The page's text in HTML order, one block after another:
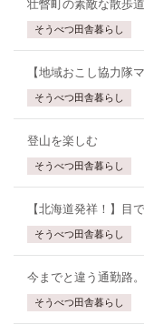
壮瞥町の素敵な散歩
そうべつ田舎暮らし
【地域おこし協力隊
そうべつ田舎暮らし
登山を楽しむ
そうべつ田舎暮らし
【北海道発祥！】目
そうべつ田舎暮らし
今までと違う通勤路
そうべつ田舎暮らし